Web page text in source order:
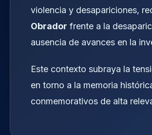
violencia y desapariciones,
Obrador frente a la
ausencia de avances en la
Este contexto subraya la
en torno a la memoria
conmemorativos de alta